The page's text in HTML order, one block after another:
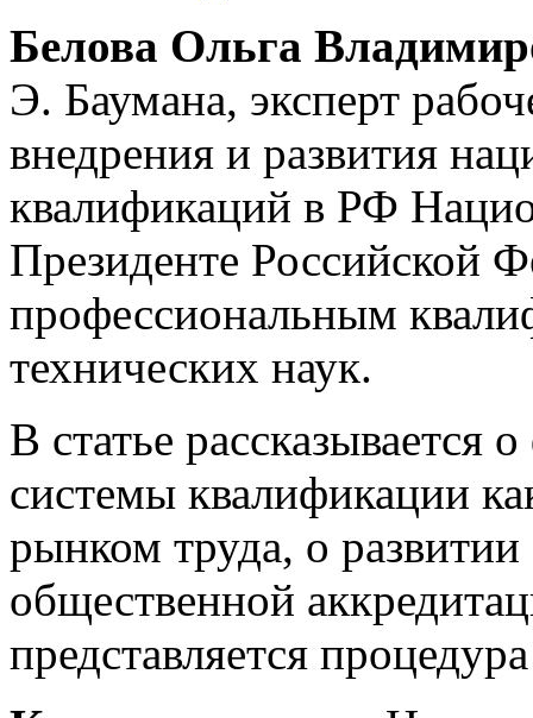
Белова Ольга
Э. Баумана, эксперт
внедрения и развития
квалификаций в РФ
Президенте Российской
профессиональным
технических наук.
В статье
системы квалификации
рынком труда, о
общественной
представляется